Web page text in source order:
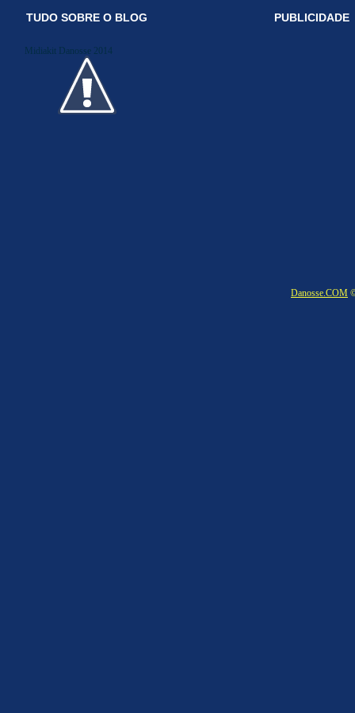
TUDO SOBRE O BLOG
Midiakit Danosse 2014
PUBLICIDADE
Danosse.COM